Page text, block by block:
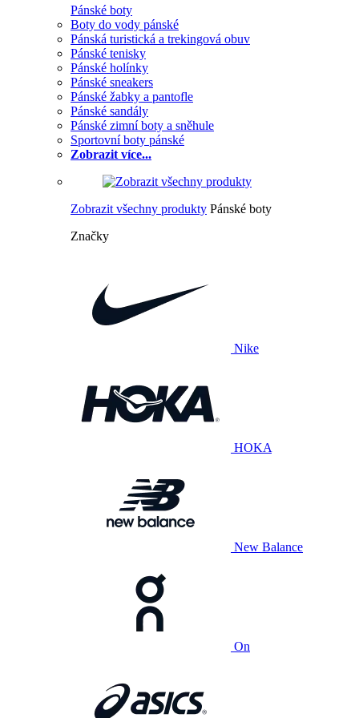
Pánské boty
Boty do vody pánské
Pánská turistická a trekingová obuv
Pánské tenisky
Pánské holínky
Pánské sneakers
Pánské žabky a pantofle
Pánské sandály
Pánské zimní boty a sněhule
Sportovní boty pánské
Zobrazit více...
Zobrazit všechny produkty Pánské boty
Značky
Nike
HOKA
New Balance
On